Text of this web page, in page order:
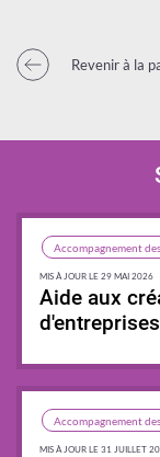
Revenir à la
Aide aux
d'entreprises
Synthèse
Accompagnement
MIS À JOUR LE 29 MAI 2026
Accompagnement
MIS À JOUR LE 31 JUILLET